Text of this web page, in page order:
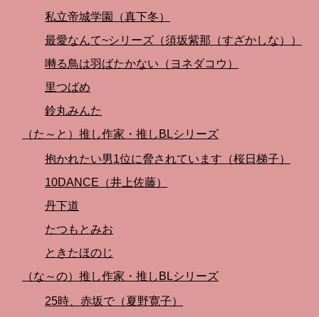
私立帝城学園（真下冬）
最愛なんて~シリーズ（須坂紫那（すざかしな））
囀る鳥は羽ばたかない（ヨネダコウ）
里つばめ
鈴丸みんた
（た～と）推し作家・推しBLシリーズ
抱かれたい男1位に脅されています（桜日梯子）
10DANCE（井上佐藤）
丹下道
たつもとみお
ときたほのじ
（な～の）推し作家・推しBLシリーズ
25時、赤坂で（夏野寛子）